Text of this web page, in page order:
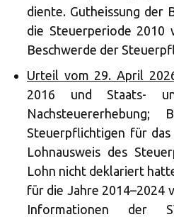
diente. Gutheissung der
die Steuerperiode 2010
Beschwerde der
Urteil vom 29. April
2016 und Staats-
Steuerpflichtigen für
Lohnausweis des
Lohn nicht deklariert
für die Jahre 2014–2024
Informationen der